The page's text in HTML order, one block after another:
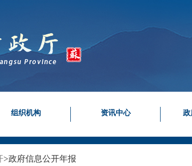
组织机构 资讯中心 政
>政府信息公开年报